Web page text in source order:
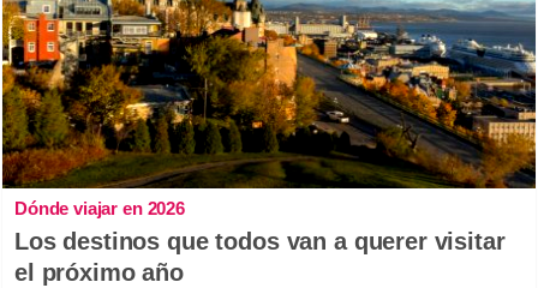
Dónde viajar en 2026
Los destinos que todos van a querer visitar
el próximo año